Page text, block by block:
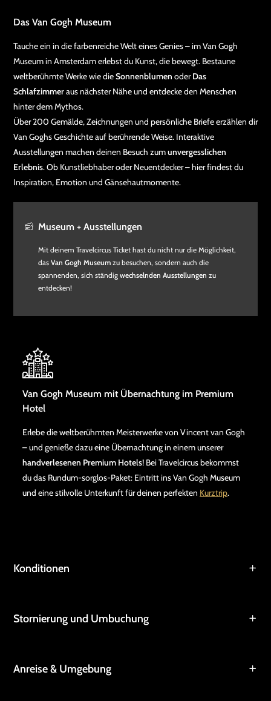
Das Van Gogh Museum
Tauche ein in die farbenreiche Welt eines Genies – im Van Gogh
Museum in Amsterdam erlebst du Kunst, die bewegt. Bestaune
weltberühmte Werke wie dieSonnenblumen oderDas
Schlafzimmeraus nächster Nähe und entdecke den Menschen
hinter dem Mythos.
Über 200 Gemälde, Zeichnungen und persönliche Briefe erzählen dir
Van Goghs Geschichte auf berührende Weise. Interaktive
Ausstellungen machen deinen Besuch zumunvergesslichen
Erlebnis. Ob Kunstliebhaber oder Neuentdecker – hier findest du
Inspiration, Emotion und Gänsehautmomente.
Museum + Ausstellungen
Mit deinem Travelcircus Ticket hast du nicht nur die Möglichkeit,
das Van Gogh Museum zu besuchen, sondern auch die
spannenden, sich ständig wechselnden Ausstellungen zu
entdecken!
Van Gogh Museum mit Übernachtung im Premium
Hotel
Erlebe die weltberühmten Meisterwerke von Vincent van Gogh
– und genieße dazu eine Übernachtung in einem unserer
handverlesenen Premium Hotels! Bei Travelcircus bekommst
du das Rundum-sorglos-Paket: Eintritt ins Van Gogh Museum
und eine stilvolle Unterkunft für deinen perfekten Kurztrip.
Konditionen
Stornierung und Umbuchung
Anreise & Umgebung